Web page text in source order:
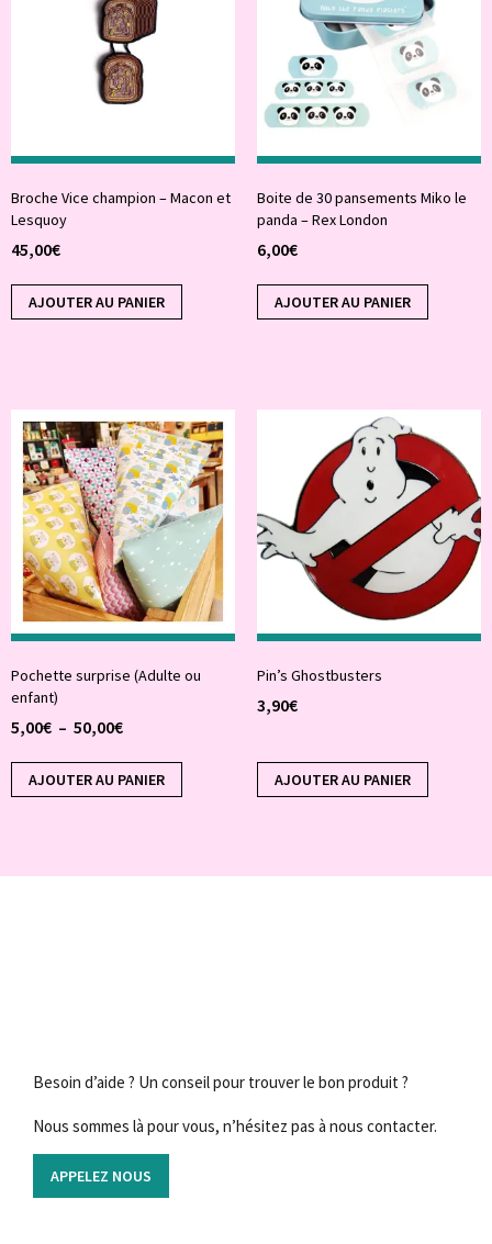
Broche Vice champion – Macon et
Lesquoy
45,00€
AJOUTER AU PANIER
Boite de 30 pansements Miko le
panda – Rex London
6,00€
AJOUTER AU PANIER
Pochette surprise (Adulte ou
enfant)
5,00€ – 50,00€
AJOUTER AU PANIER
Pin’s Ghostbusters
3,90€
AJOUTER AU PANIER
Besoin d’aide ? Un conseil pour trouver le bon produit ?
Nous sommes là pour vous, n’hésitez pas à nous contacter.
APPELEZ NOUS